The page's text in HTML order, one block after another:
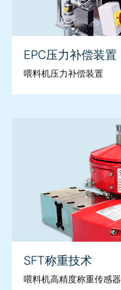
EPC压力补偿装置
喂料机压力补偿装置
SFT称重技术
喂料机高精度称重传感器